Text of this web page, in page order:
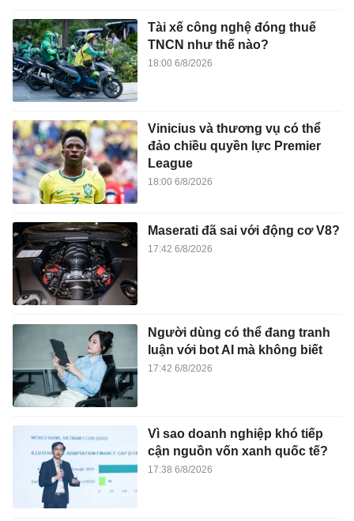
Tài xế công nghệ đóng thuế
TNCN như thế nào?
18:00 6/8/2026
Vinicius và thương vụ có thể
đảo chiều quyền lực Premier
League
18:00 6/8/2026
Maserati đã sai với động cơ V8?
17:42 6/8/2026
Người dùng có thể đang tranh
luận với bot AI mà không biết
17:42 6/8/2026
Vì sao doanh nghiệp khó tiếp
cận nguồn vốn xanh quốc tế?
17:38 6/8/2026